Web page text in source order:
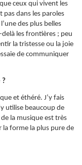
ceux qui vivent les
pas dans les paroles
des plus belles
delà les frontières ; peu
la tristesse ou la joie
de communiquer
?
et éthéré. J’y fais
utilise beaucoup de
la musique est très
la forme la plus pure de